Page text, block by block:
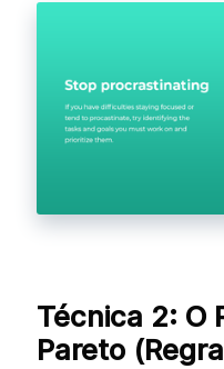
Técnica 2: O
Pareto